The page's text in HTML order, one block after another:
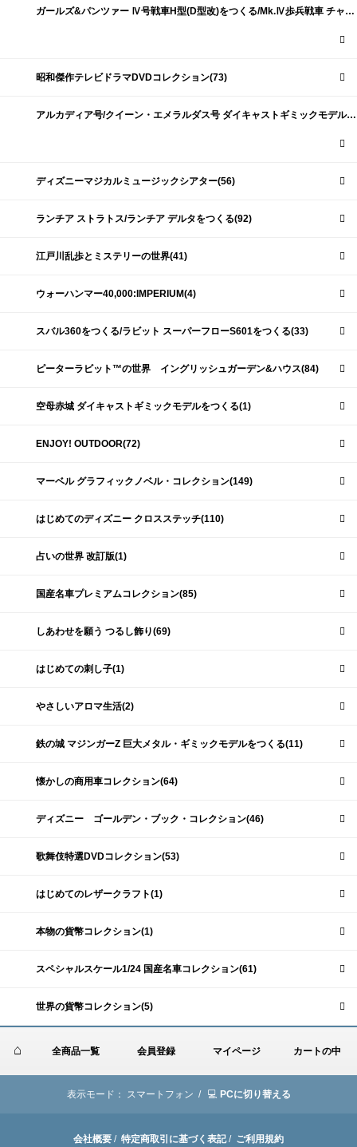
ガールズ&パンツァー Ⅳ号戦車H型(D型改)をつくる/Mk.Ⅳ歩兵戦車 チャーチルMk.Ⅶをつくる(191)
昭和傑作テレビドラマDVDコレクション(73)
アルカディア号/クイーン・エメラルダス号 ダイキャストギミックモデルをつくる(159)
ディズニーマジカルミュージックシアター(56)
ランチア ストラトス/ランチア デルタをつくる(92)
江戸川乱歩とミステリーの世界(41)
ウォーハンマー40,000:IMPERIUM(4)
スバル360をつくる/ラビット スーパーフローS601をつくる(33)
ピーターラビット™の世界 イングリッシュガーデン&ハウス(84)
空母赤城 ダイキャストギミックモデルをつくる(1)
ENJOY! OUTDOOR(72)
マーベル グラフィックノベル・コレクション(149)
はじめてのディズニー クロスステッチ(110)
占いの世界 改訂版(1)
国産名車プレミアムコレクション(85)
しあわせを願う つるし飾り(69)
はじめての刺し子(1)
やさしいアロマ生活(2)
鉄の城 マジンガーZ 巨大メタル・ギミックモデルをつくる(11)
懐かしの商用車コレクション(64)
ディズニー ゴールデン・ブック・コレクション(46)
歌舞伎特選DVDコレクション(53)
はじめてのレザークラフト(1)
本物の貨幣コレクション(1)
スペシャルスケール1/24 国産名車コレクション(61)
世界の貨幣コレクション(5)
全商品一覧 会員登録 マイページ カートの中
表示モード： スマートフォン / PCに切り替える
会社概要 / 特定商取引に基づく表記/ ご利用規約